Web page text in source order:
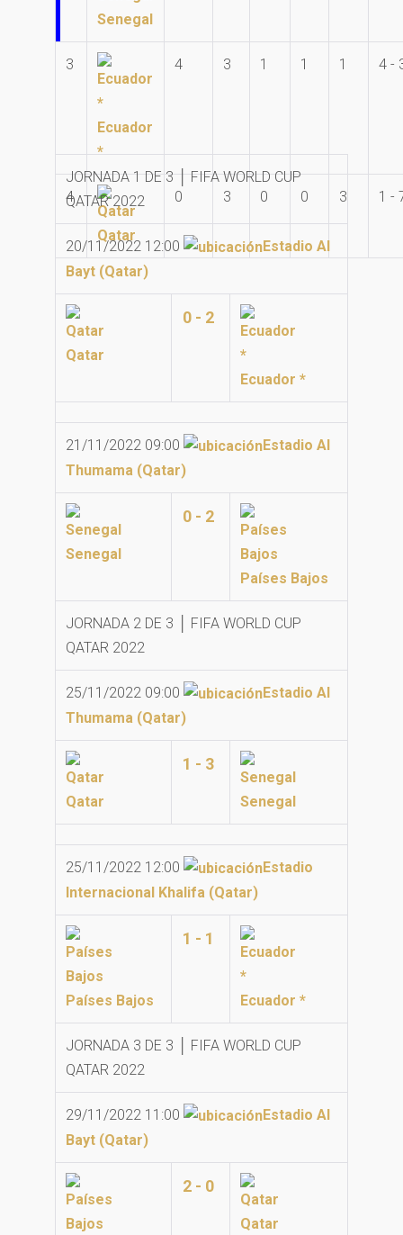
Senegal
3
Ecuador
*
4 3 1 1 1 4 -
4
Qatar
0 3 0 0 3 1 -
JORNADA 1 DE 3 │ FIFA WORLD CUP
QATAR 2022
20/11/2022 12:00
Estadio Al
Bayt (Qatar)
Qatar
0 - 2
Ecuador *
21/11/2022 09:00
Estadio Al
Thumama (Qatar)
Senegal
0 - 2
Países Bajos
JORNADA 2 DE 3 │ FIFA WORLD CUP
QATAR 2022
25/11/2022 09:00
Estadio Al
Thumama (Qatar)
Qatar
1 - 3
Senegal
25/11/2022 12:00
Estadio
Internacional Khalifa (Qatar)
Países Bajos
1 - 1
Ecuador *
JORNADA 3 DE 3 │ FIFA WORLD CUP
QATAR 2022
29/11/2022 11:00
Estadio Al
Bayt (Qatar)
2 - 0
Qatar